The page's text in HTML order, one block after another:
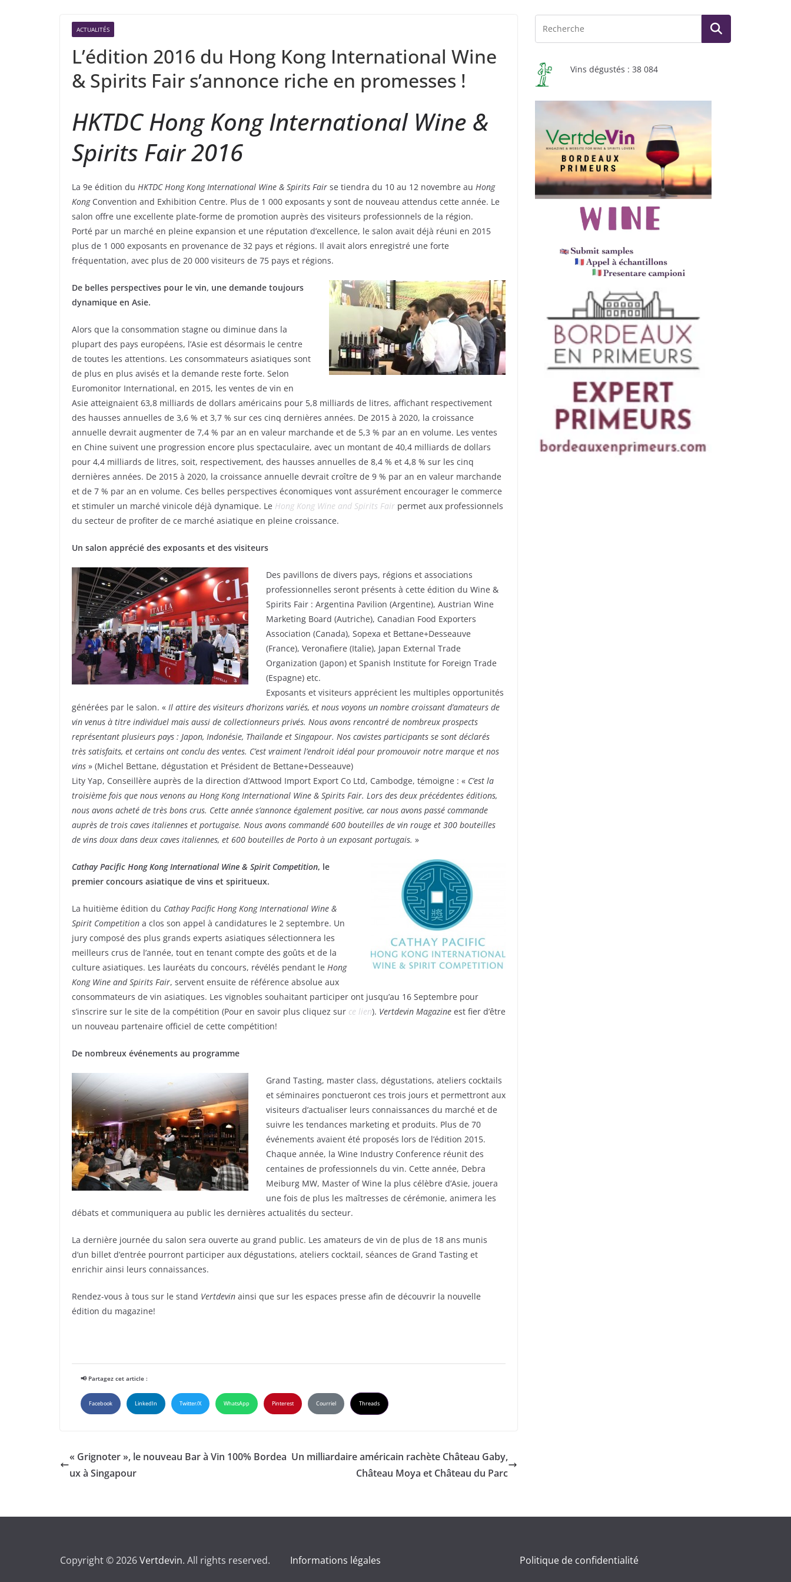
ACTUALITÉS
L’édition 2016 du Hong Kong International Wine
& Spirits Fair s’annonce riche en promesses !
HKTDC Hong Kong International Wine &
Spirits Fair 2016
La 9e édition du HKTDC Hong Kong International Wine & Spirits Fair se tiendra du 10 au 12 novembre au Hong
KongConvention and Exhibition Centre. Plus de 1 000 exposants y sont de nouveau attendus cette année. Le
salon offre une excellente plate-forme de promotion auprès des visiteurs professionnels de la région.
Porté par un marché en pleine expansion et une réputation d’excellence, le salon avait déjà réuni en 2015
plus de 1 000 exposants en provenance de 32 pays et régions. Il avait alors enregistré une forte
fréquentation, avec plus de 20 000 visiteurs de 75 pays et régions.
De belles perspectives pour le vin, une demande toujours
dynamique en Asie.
Alors que la consommation stagne ou diminue dans la
plupart des pays européens, l’Asie est désormais le centre
de toutes les attentions. Les consommateurs asiatiques sont
de plus en plus avisés et la demande reste forte. Selon
Euromonitor International, en 2015, les ventes de vin en
Asie atteignaient 63,8 milliards de dollars américains pour 5,8 milliards de litres, affichant respectivement
des hausses annuelles de 3,6 % et 3,7 % sur ces cinq dernières années. De 2015 à 2020, la croissance
annuelle devrait augmenter de 7,4 % par an en valeur marchande et de 5,3 % par an en volume. Les ventes
en Chine suivent une progression encore plus spectaculaire, avec un montant de 40,4 milliards de dollars
pour 4,4 milliards de litres, soit, respectivement, des hausses annuelles de 8,4 % et 4,8 % sur les cinq
dernières années. De 2015 à 2020, la croissance annuelle devrait croître de 9 % par an en valeur marchande
et de 7 % par an en volume. Ces belles perspectives économiques vont assurément encourager le commerce
et stimuler un marché vinicole déjà dynamique. Le Hong Kong Wine and Spirits Fair permet aux professionnels
du secteur de profiter de ce marché asiatique en pleine croissance.
Un salon apprécié des exposants et des visiteurs
Des pavillons de divers pays, régions et associations
professionnelles seront présents à cette édition du Wine &
Spirits Fair : Argentina Pavilion (Argentine), Austrian Wine
Marketing Board (Autriche), Canadian Food Exporters
Association (Canada), Sopexa et Bettane+Desseauve
(France), Veronafiere (Italie), Japan External Trade
Organization (Japon) et Spanish Institute for Foreign Trade
(Espagne) etc.
Exposants et visiteurs apprécient les multiples opportunités
générées par le salon. « Il attire des visiteurs d’horizons variés, et nous voyons un nombre croissant d’amateurs de
vin venus à titre individuel mais aussi de collectionneurs privés. Nous avons rencontré de nombreux prospects
représentant plusieurs pays : Japon, Indonésie, Thaïlande et Singapour. Nos cavistes participants se sont déclarés
très satisfaits, et certains ont conclu des ventes. C’est vraiment l’endroit idéal pour promouvoir notre marque et nos
vins » (Michel Bettane, dégustation et Président de Bettane+Desseauve)
Lity Yap, Conseillère auprès de la direction d’Attwood Import Export Co Ltd, Cambodge, témoigne : « C’est la
troisième fois que nous venons au Hong Kong International Wine & Spirits Fair. Lors des deux précédentes éditions,
nous avons acheté de très bons crus. Cette année s’annonce également positive, car nous avons passé commande
auprès de trois caves italiennes et portugaise. Nous avons commandé 600 bouteilles de vin rouge et 300 bouteilles
de vins doux dans deux caves italiennes, et 600 bouteilles de Porto à un exposant portugais. »
Cathay Pacific Hong Kong International Wine & Spirit Competition, le
premier concours asiatique de vins et spiritueux.
La huitième édition du Cathay Pacific Hong Kong International Wine &
Spirit Competition a clos son appel à candidatures le 2 septembre. Un
jury composé des plus grands experts asiatiques sélectionnera les
meilleurs crus de l’année, tout en tenant compte des goûts et de la
culture asiatiques. Les lauréats du concours, révélés pendant le Hong
Kong Wine and Spirits Fair, servent ensuite de référence absolue aux
consommateurs de vin asiatiques. Les vignobles souhaitant participer ont jusqu’au 16 Septembre pour
s’inscrire sur le site de la compétition (Pour en savoir plus cliquez sur ce lien). Vertdevin Magazine est fier d’être
un nouveau partenaire officiel de cette compétition!
De nombreux événements au programme
Grand Tasting, master class, dégustations, ateliers cocktails
et séminaires ponctueront ces trois jours et permettront aux
visiteurs d’actualiser leurs connaissances du marché et de
suivre les tendances marketing et produits. Plus de 70
événements avaient été proposés lors de l’édition 2015.
Chaque année, la Wine Industry Conference réunit des
centaines de professionnels du vin. Cette année, Debra
Meiburg MW, Master of Wine la plus célèbre d’Asie, jouera
une fois de plus les maîtresses de cérémonie, animera les
débats et communiquera au public les dernières actualités du secteur.
La dernière journée du salon sera ouverte au grand public. Les amateurs de vin de plus de 18 ans munis
d’un billet d’entrée pourront participer aux dégustations, ateliers cocktail, séances de Grand Tasting et
enrichir ainsi leurs connaissances.
Rendez-vous à tous sur le stand Vertdevin ainsi que sur les espaces presse afin de découvrir la nouvelle
édition du magazine!
📢 Partagez cet article :
Facebook LinkedIn Twitter/X WhatsApp Pinterest Courriel Threads
« Grignoter », le nouveau Bar à Vin 100% Bordea
ux à Singapour
Un milliardaire américain rachète Château Gaby,
Château Moya et Château du Parc
Vins dégustés : 38 084
Copyright © 2026Vertdevin. All rights reserved. Informations légales Politique de confidentialité